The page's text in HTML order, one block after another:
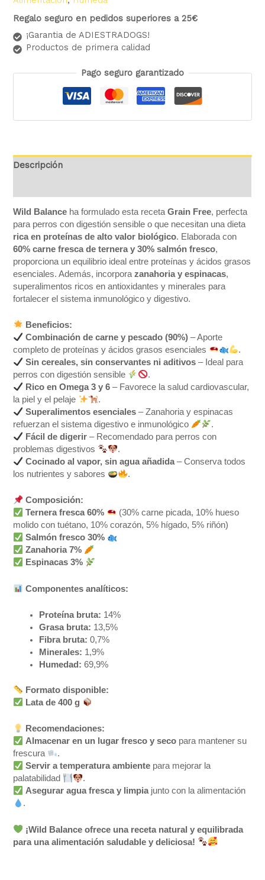
Regalo seguro en pedidos superiores a 25€
¡Garantia de ADIESTRADOGS!
Productos de primera calidad
Pago seguro garantizado
Descripción
Wild Balance ha formulado esta recetaGrain Free, perfecta
para perros con digestión sensible o que necesitan una dieta
rica en proteínas de alto valor biológico. Elaborada con
60% carne fresca de ternera y 30% salmón fresco,
proporciona un equilibrio ideal entre proteínas y ácidos grasos
esenciales. Además, incorporazanahoria y espinacas,
superalimentos ricos en antioxidantes y minerales para
fortalecer el sistema inmunológico y digestivo.
Beneficios:
Combinación de carne y pescado (90%) – Aporte
completo de proteínas y ácidos grasos esenciales
.
Sin cereales, sin conservantes ni aditivos – Ideal para
perros con digestión sensible
.
Rico en Omega 3 y 6 – Favorece la salud cardiovascular,
la piel y el pelaje
.
Superalimentos esenciales – Zanahoria y espinacas
refuerzan el sistema digestivo e inmunológico
.
Fácil de digerir – Recomendado para perros con
problemas digestivos
.
Cocinado al vapor, sin agua añadida – Conserva todos
los nutrientes y sabores
.
Composición:
Ternera fresca 60%
(30% carne picada, 10% hueso
molido con tuétano, 10% corazón, 5% hígado, 5% riñón)
Salmón fresco 30%
Zanahoria 7%
Espinacas 3%
Componentes analíticos:
Proteína bruta: 14%
Grasa bruta: 13,5%
Fibra bruta: 0,7%
Minerales: 1,9%
Humedad: 69,9%
Formato disponible:
Lata de 400 g
Recomendaciones:
Almacenar en un lugar fresco y seco para mantener su
frescura
.
Servir a temperatura ambiente para mejorar la
palatabilidad
.
Asegurar agua fresca y limpiajunto con la alimentación
.
¡Wild Balance ofrece una receta natural y equilibrada
para una alimentación saludable y deliciosa!